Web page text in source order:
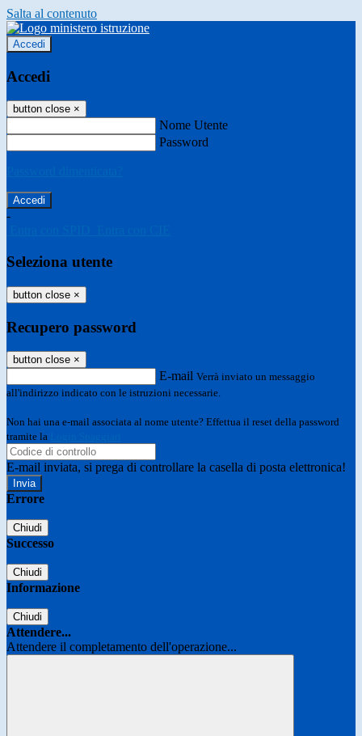
Salta al contenuto
Accedi
Accedi
button close ×
Nome Utente
Password
-
Seleziona utente
button close ×
Recupero password
button close ×
E-mail Verrà inviato un messaggio
all'indirizzo indicato con le istruzioni necessarie.
Non hai una e-mail associata al nome utente? Effettua il reset della password
tramite la
E-mail inviata, si prega di controllare la casella di posta elettronica!
Errore
Chiudi
Successo
Chiudi
Informazione
Chiudi
Attendere...
Attendere il completamento dell'operazione...